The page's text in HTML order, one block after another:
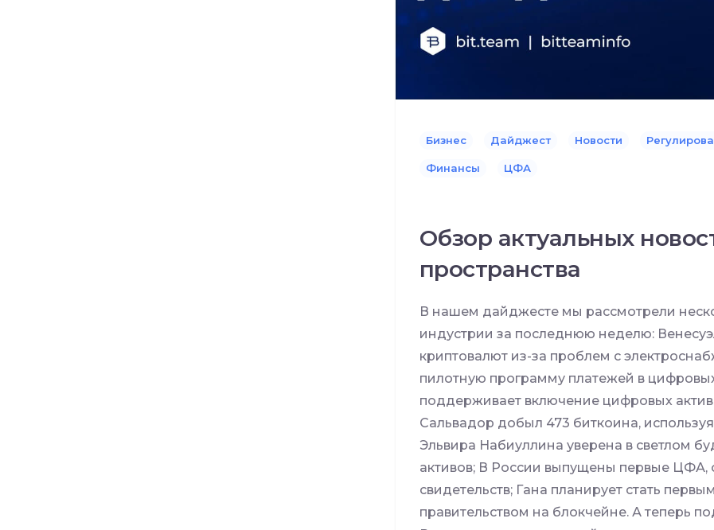
Бизнес Дайджест Новости
Финансы ЦФА
Обзор актуальных
пространства
В нашем дайджесте мы рассмотрели
индустрии за последнюю неделю:
криптовалют из-за проблем с
пилотную программу платежей в
поддерживает включение цифровых
Сальвадор добыл 473 биткоина,
Эльвира Набиуллина уверена в светлом
активов; В России выпущены первые ЦФА,
свидетельств; Гана планирует стать
правительством на блокчейне. А теперь